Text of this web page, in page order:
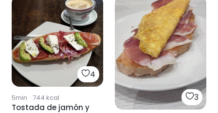
4
5min · 744 kcal
Tostada de jamón y
3